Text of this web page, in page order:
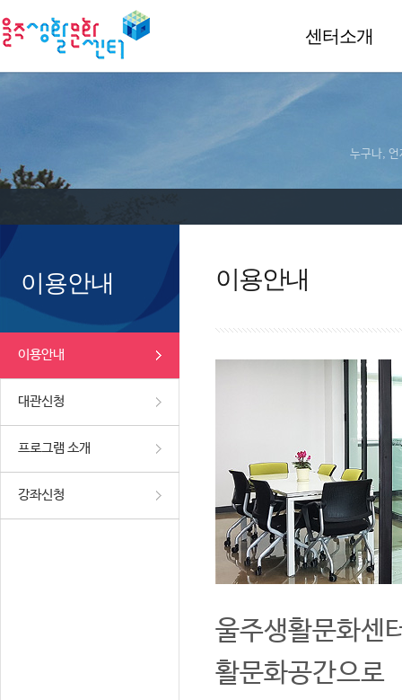
센터소개
누구나, 언
이용안내
이용안내
대관신청
프로그램 소개
강좌신청
이용안내
울주생활문화센
활문화공간으로